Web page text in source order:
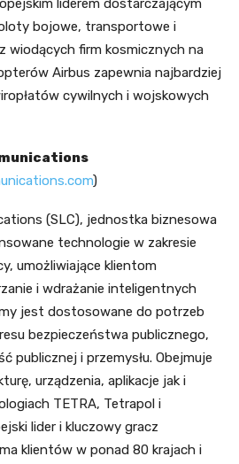
liderem dostarczającym
bojowe, transportowe i
wiodących firm kosmicznych na
Airbus zapewnia najbardziej
cywilnych i wojskowych
)
(SLC), jednostka biznesowa
technologie w zakresie
umożliwiające klientom
i wdrażanie inteligentnych
jest dostosowane do potrzeb
bezpieczeństwa publicznego,
publicznej i przemysłu. Obejmuje
urządzenia, aplikacje jak i
TETRA, Tetrapol i
lider i kluczowy gracz
klientów w ponad 80 krajach i